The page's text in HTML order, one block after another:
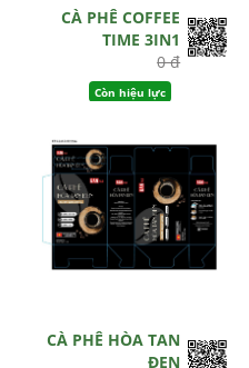
CÀ PHÊ COFFEE
TIME 3IN1
0 đ
Còn hiệu lực
CÀ PHÊ HÒA TAN
ĐEN